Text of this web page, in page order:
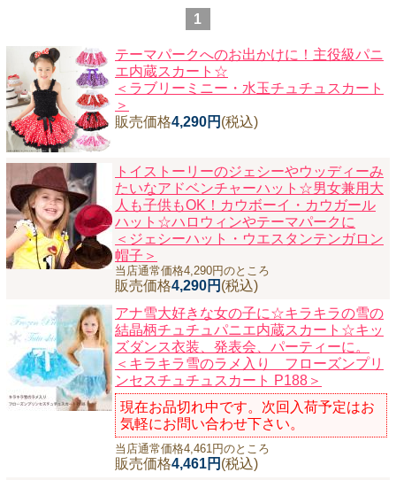
1
テーマパークへのお出かけに！主役級パニ
エ内蔵スカート☆
＜ラブリーミニー・水玉チュチュスカート
＞
販売価格4,290円 (税込)
トイストーリーのジェシーやウッディーみ
たいなアドベンチャーハット☆男女兼用大
人も子供もOK！カウボーイ・カウガール
ハット☆ハロウィンやテーマパークに
＜ジェシーハット・ウエスタンテンガロン
帽子＞
当店通常価格4,290円のところ
販売価格4,290円 (税込)
アナ雪大好きな女の子に☆キラキラの雪の
結晶柄チュチュパニエ内蔵スカート☆キッ
ズダンス衣装、発表会、パーティーに。
＜キラキラ雪のラメ入り フローズンプリ
ンセスチュチュスカート P188＞
現在お品切れ中です。次回入荷予定はお
気軽にお問い合わせ下さい。
当店通常価格4,461円のところ
販売価格4,461円 (税込)
会社概要
返品・交換
サイズの測り方
よくあるご質問
ブログ
ニュースレター購読
マイページログイン
当店は持続可能な開発目標「SDGs」を推進しています。
0120-221-040
電話受付時間：月～金10:00~16:00 ※祝日除く